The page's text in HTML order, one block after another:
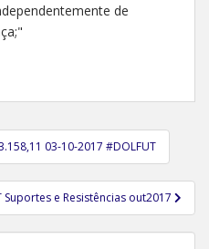
de
03-10-2017 #DOLFUT
Suportes e Resistências out2017